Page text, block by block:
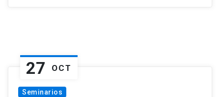
27 OCT
Seminarios